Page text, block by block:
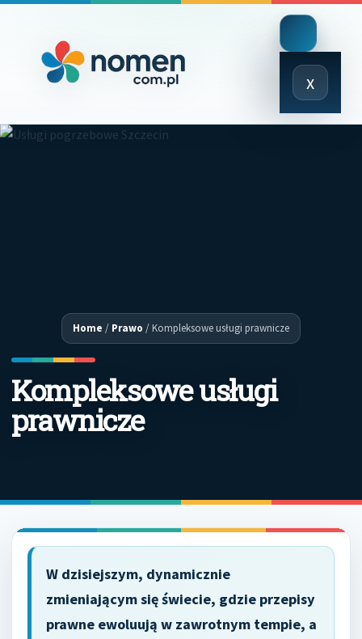
x
Close
Menu
Home / Prawo /Kompleksowe usługi prawnicze
Kompleksowe usługi
prawnicze
W dzisiejszym, dynamicznie
zmieniającym się świecie, gdzie przepisy
prawne ewoluują w zawrotnym tempie, a